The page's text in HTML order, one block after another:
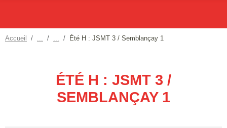
Accueil Été H : JSMT 3 / Semblançay 1
ÉTÉ H : JSMT 3 /
SEMBLANÇAY 1